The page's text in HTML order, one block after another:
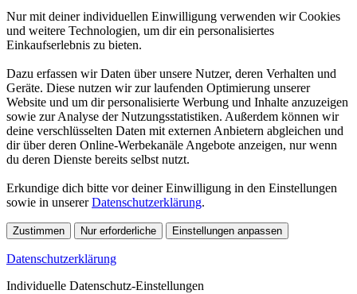
Nur mit deiner individuellen Einwilligung verwenden wir Cookies
und weitere Technologien, um dir ein personalisiertes
Einkaufserlebnis zu bieten.
Dazu erfassen wir Daten über unsere Nutzer, deren Verhalten und
Geräte. Diese nutzen wir zur laufenden Optimierung unserer
Website und um dir personalisierte Werbung und Inhalte anzuzeigen
sowie zur Analyse der Nutzungsstatistiken. Außerdem können wir
deine verschlüsselten Daten mit externen Anbietern abgleichen und
dir über deren Online-Werbekanäle Angebote anzeigen, nur wenn
du deren Dienste bereits selbst nutzt.
Erkundige dich bitte vor deiner Einwilligung in den Einstellungen
sowie in unsererDatenschutzerklärung.
Zustimmen Nur erforderliche Einstellungen anpassen
Datenschutzerklärung
Individuelle Datenschutz-Einstellungen